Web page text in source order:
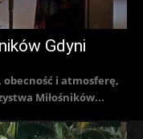
Gdyni
obecność i atmosferę,
Miłośników...